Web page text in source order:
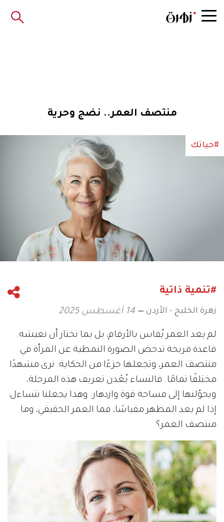
منتصف العمر.. نضج وحرية
#حياتك
#تنمية ذاتية
زهرة الخليج - الأردن 14 أغسطس 2025
لم يعد العمر يُقاس بالأرقام، بل بما نختار أن نعيشه.
قاعدة مريحة تدحض الصورة النمطية عن المرأة في
منتصف العمر، وتجعلها جزءًا من الحكاية. نرى مشهدًا
مختلفًا تمامًا. فالنساء يُعْدن تعريف هذه المرحلة،
ويحوّلنها إلى مساحة قوة وازدهار. وهذا يجعلنا نتساءل:
إذا لم يعد المظهر مقياسًا، فما العمر الحقيقي، وما
منتصف العمر؟